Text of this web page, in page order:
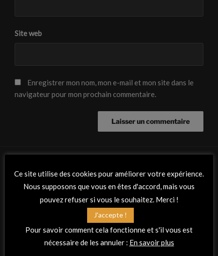
Site web
Enregistrer mon nom, mon e-mail et mon site dans le
navigateur pour mon prochain commentaire.
Adresse
La Peña Flamenca « Planta tacón »
Espace de la Morvandière, 23 rue de mauves
44470 Thouaré-sur-Loire
Ce site utilise des cookies pour améliorer votre expérience.
Nous supposons que vous en êtes d'accord, mais vous
pouvez refuser si vous le souhaitez. Merci !
J'accepte !
Pour savoir comment cela fonctionne et s'il vous est
nécessaire de les annuler : En savoir plus